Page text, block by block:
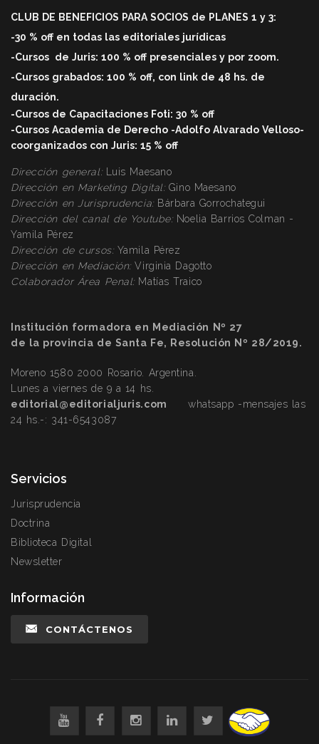
CLUB DE BENEFICIOS PARA SOCIOS de PLANES 1 y 3:
-30 % off en todas las editoriales jurídicas
-Cursos de Juris: 100 % off presenciales y por zoom.
-Cursos grabados: 100 % off, con link de 48 hs. de
duración.
-Cursos de Capacitaciones Foti: 30 % off
-Cursos Academia de Derecho -Adolfo Alvarado Velloso-
coorganizados con Juris: 15 % off
Dirección general:Luis Maesano
Dirección en Marketing Digital:Gino Maesano
Dirección en Jurisprudencia:Bárbara Gorrochategui
Dirección del canal de Youtube: Noelia Barrios Colman -
Yamila Pérez
Dirección de cursos: Yamila Pérez
Dirección en Mediación:Virginia Dagotto
Colaborador Área Penal:Matías Traico
Institución formadora en Mediación Nº 27
de la provincia de Santa Fe, Resolución Nº 28/2019.
Moreno 1580 2000 Rosario. Argentina.
Lunes a viernes de 9 a 14 hs.
editorial@editorialjuris.com
whatsapp -mensajes las
24 hs.-: 341-6543087
Servicios
Jurisprudencia
Doctrina
Biblioteca Digital
Newsletter
Información
CONTÁCTENOS